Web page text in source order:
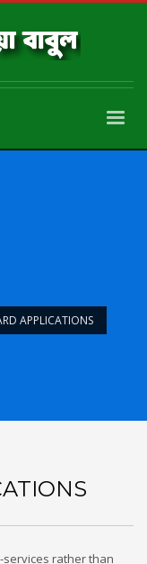
APPLICATIONS
rather than